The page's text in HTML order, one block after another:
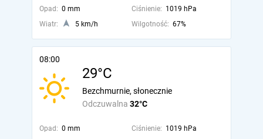
Opad: 0 mm Ciśnienie: 1019 hPa
Wiatr:
5 km/h Wilgotność: 67%
08:00
29°C
Odczuwalna 32°C
Bezchmurnie, słonecznie
Opad: 0 mm Ciśnienie: 1019 hPa